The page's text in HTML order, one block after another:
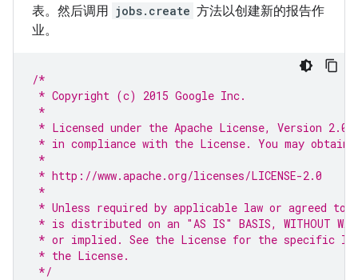
表。然后调用 jobs.create 方法以创建新的报告作
业。
/*
* Copyright (c) 2015 Google Inc.
*
* Licensed under the Apache License, Version
* in compliance with the License. You may
*
* http://www.apache.org/licenses/LICENSE-2.0
*
* Unless required by applicable law or agreed
* is distributed on an "AS IS" BASIS, WITHOUT
* or implied. See the License for the specific
* the License.
*/